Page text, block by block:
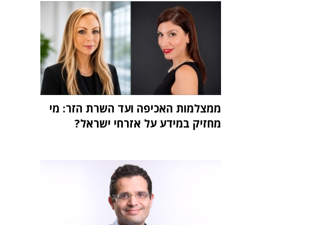
ממצלמות האכיפה ועד השרת הזר: מי
מחזיק במידע על אזרחי ישראל?